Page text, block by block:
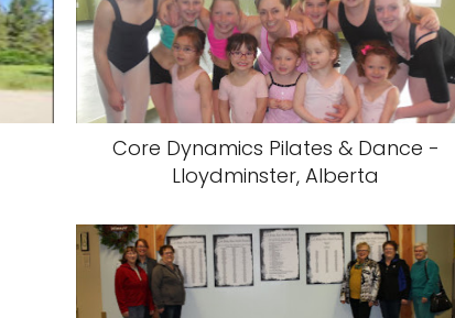
Core Dynamics Pilates & Dance -
Lloydminster, Alberta